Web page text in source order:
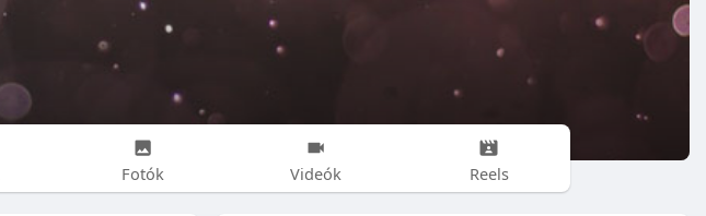
Fotók Videók Reels